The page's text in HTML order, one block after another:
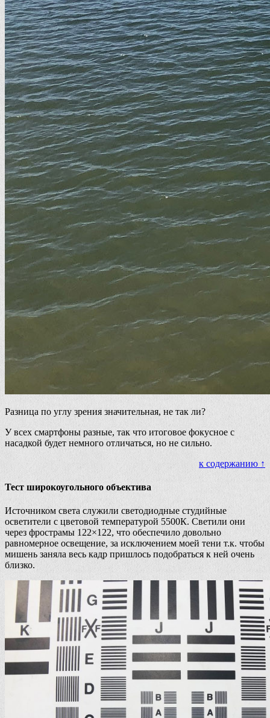
Разница по углу зрения значительная, не так ли?
У всех смартфоны разные, так что итоговое фокусное с
насадкой будет немного отличаться, но не сильно.
к содержанию ↑
Тест широкоугольного объектива
Источником света служили светодиодные студийные
осветители с цветовой температурой 5500К. Светили они
через фрострамы 122×122, что обеспечило довольно
равномерное освещение, за исключением моей тени т.к. чтобы
мишень заняла весь кадр пришлось подобраться к ней очень
близко.